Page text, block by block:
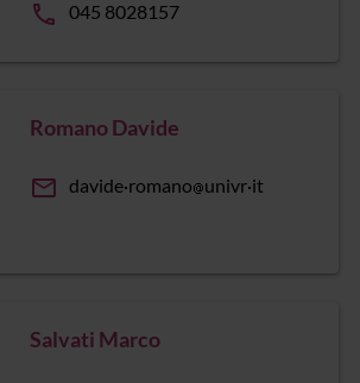
phone 045 8028157
Romano Davide
email davide romano univr it
Salvati Marco